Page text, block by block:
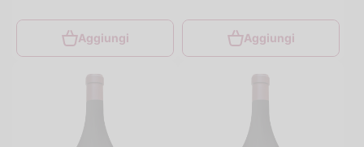
Aggiungi Aggiungi